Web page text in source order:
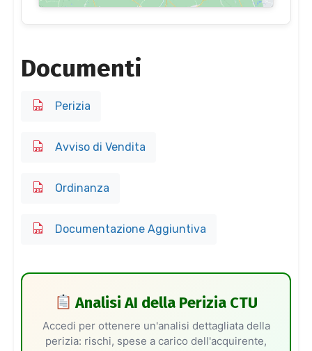
Documenti
Perizia
Avviso di Vendita
Ordinanza
Documentazione Aggiuntiva
Analisi AI della Perizia CTU
Accedi per ottenere un'analisi dettagliata della
perizia: rischi, spese a carico dell'acquirente,